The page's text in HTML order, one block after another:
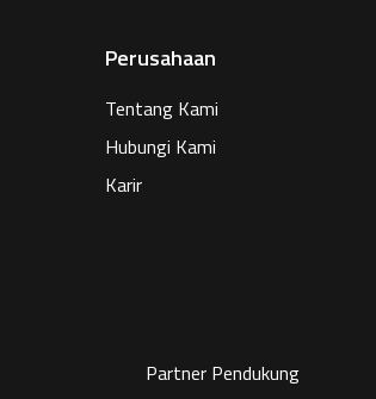
Perusahaan
Tentang Kami
Hubungi Kami
Karir
Partner Pendukung